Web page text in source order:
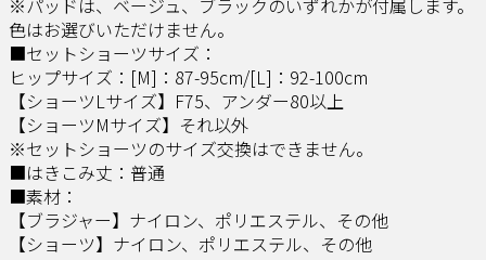
※パッドは、ベージュ、ブラックのいずれかが付属します。
色はお選びいただけません。
■セットショーツサイズ：
ヒップサイズ：[M]：87-95cm/[L]：92-100cm
【ショーツLサイズ】F75、アンダー80以上
【ショーツMサイズ】それ以外
※セットショーツのサイズ交換はできません。
■はきこみ丈：普通
■素材：
【ブラジャー】ナイロン、ポリエステル、その他
【ショーツ】ナイロン、ポリエステル、その他